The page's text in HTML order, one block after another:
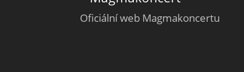
Oficiální web Magmakoncertu